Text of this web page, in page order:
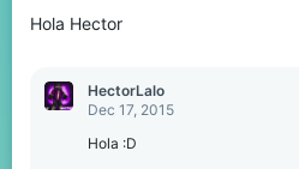
n
Hola Hector
HectorLalo
Dec 17, 2015
Hola :D